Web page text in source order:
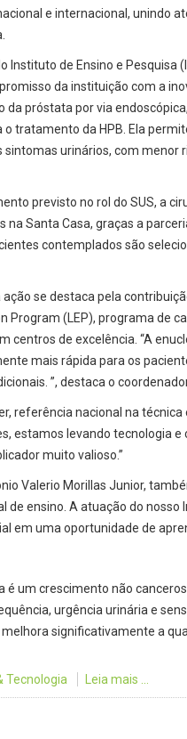
e internacional, unindo
Instituto de Ensino e Pesquisa
da instituição com a
da próstata por via
tratamento da HPB. Ela
urinários, com menor
previsto no rol do SUS, a
Santa Casa, graças a
contemplados são
se destaca pela
Program (LEP), programa de
centros de excelência. “A
mais rápida para os
”, destaca o
referência nacional na
estamos levando tecnologia
muito valioso.”
Valerio Morillas Junior,
de ensino. A atuação do
em uma oportunidade de
é um crescimento não
urgência urinária e
significativamente a
Tecnologia Leia mais ...